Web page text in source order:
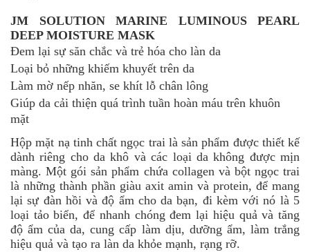
JM SOLUTION MARINE LUMINOUS PEARL
DEEP MOISTURE MASK
Đem lại sự săn chắc và trẻ hóa cho làn da
Loại bỏ những khiếm khuyết trên da
Làm mờ nếp nhăn, se khít lỗ chân lông
Giúp da cải thiện quá trình tuần hoàn máu trên khuôn
mặt
Hộp mặt nạ tinh chất ngọc trai là sản phẩm được thiết kế
dành riêng cho da khô và các loại da không được mịn
màng. Một gói sản phẩm chứa collagen và bột ngọc trai
là những thành phần giàu axit amin và protein, để mang
lại sự đàn hồi và độ ẩm cho da bạn, đi kèm với nó là 5
loại tảo biển, để nhanh chóng đem lại hiệu quả và tăng
độ ẩm của da, cung cấp làm dịu, dưỡng ẩm, làm trắng
hiệu quả và tạo ra làn da khỏe mạnh, rạng rỡ.